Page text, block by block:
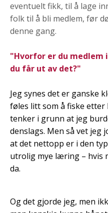
eventuelt fikk, til å lage
folk til å bli medlem, før
denne gang.
"Hvorfor er du medlem
du får ut av det?"
Jeg synes det er ganske
føles litt som å fiske
tenker i grunn at jeg
denslags. Men så vet jeg
at det nettopp er i den
utrolig mye læring – hvis
da.
Og det gjorde jeg, men